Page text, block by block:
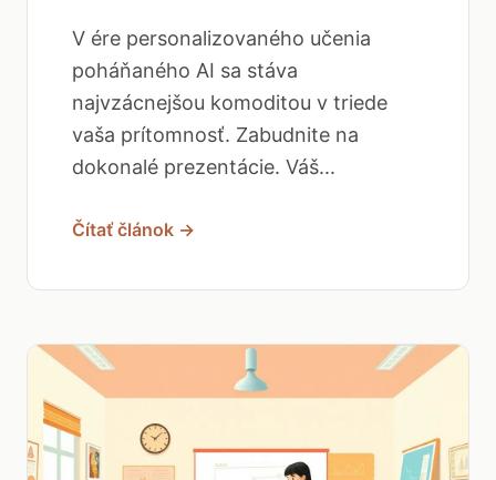
V ére personalizovaného učenia
poháňaného AI sa stáva
najvzácnejšou komoditou v triede
vaša prítomnosť. Zabudnite na
dokonalé prezentácie. Váš...
Čítať článok →